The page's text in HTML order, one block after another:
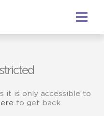
it is only accessible to
to get back.